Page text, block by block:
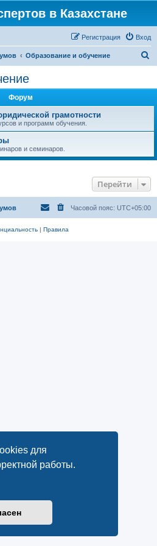
для
работы.
в Казахстане
Вход
Регистрация
Образование и обучение
Форум
грамотности
и программ обучения.
и семинаров.
Перейти
Часовой пояс: UTC+05:00
| Правила